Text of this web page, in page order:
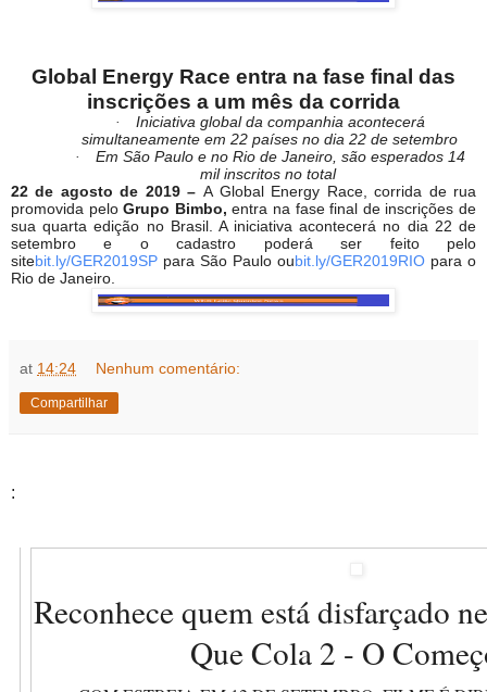
Global Energy Race entra na fase final das
inscrições a um mês da corrida
·
Iniciativa global da companhia acontecerá
simultaneamente em 22 países no dia 22 de setembro
·
Em São Paulo e no Rio de Janeiro, são esperados 14
mil inscritos no total
22 de agosto de 2019 – A Global Energy Race, corrida de rua
promovida pelo Grupo Bimbo, entra na fase final de inscrições de
sua quarta edição no Brasil. A iniciativa acontecerá no dia 22 de
setembro e o cadastro poderá ser feito pelo
sitebit.ly/GER2019SP para São Paulo ou bit.ly/GER2019RIO para o
Rio de Janeiro.
at 14:24 Nenhum comentário:
Compartilhar
:
Reconhece quem está disfarçado
Que Cola 2 - O